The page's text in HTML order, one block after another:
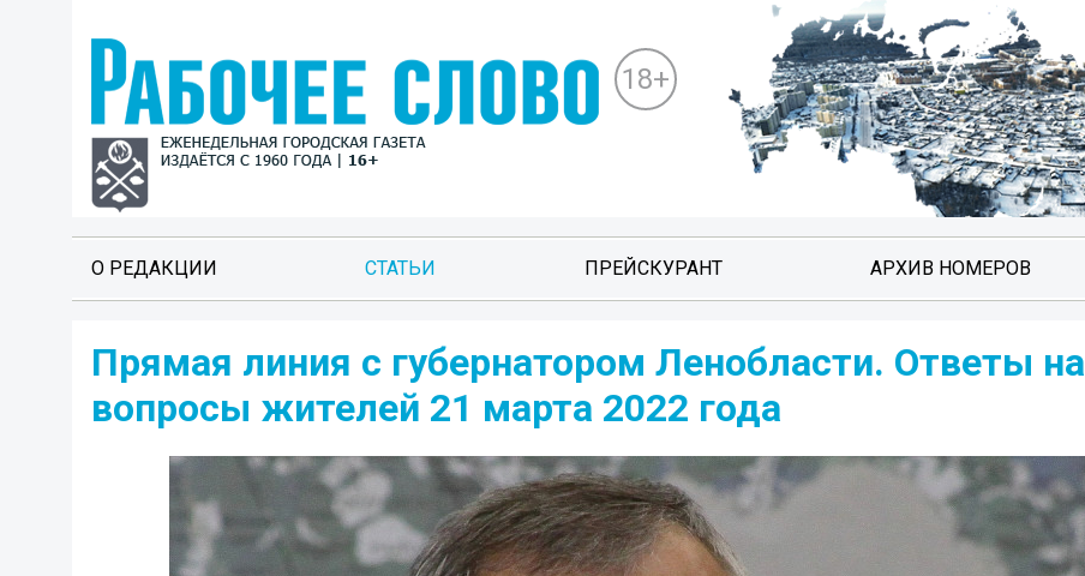
18+
О РЕДАКЦИИ СТАТЬИ ПРЕЙСКУРАНТ АРХИВ НОМЕРОВ
Прямая линия с губернатором Ленобласти. Ответы на
вопросы жителей 21 марта 2022 года